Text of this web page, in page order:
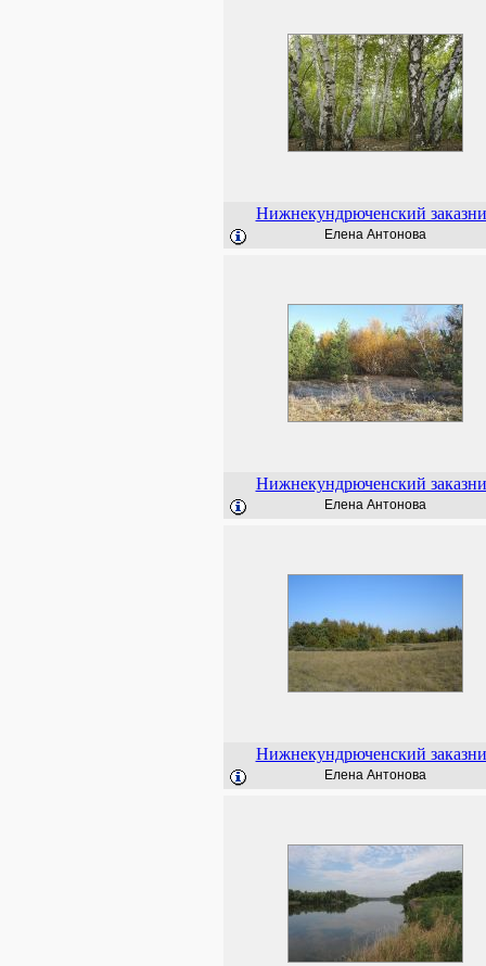
Нижнекундрюченский
Елена Антонова
Нижнекундрюченский
Елена Антонова
Нижнекундрюченский
Елена Антонова